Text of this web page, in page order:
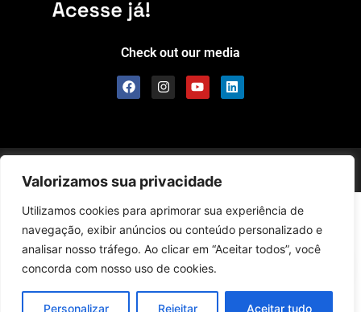
Valorizamos sua privacidade
Utilizamos cookies para aprimorar sua experiência de
navegação, exibir anúncios ou conteúdo personalizado e
analisar nosso tráfego. Ao clicar em “Aceitar todos”, você
concorda com nosso uso de cookies.
Personalizar Rejeitar Aceitar tudo
Check out our media